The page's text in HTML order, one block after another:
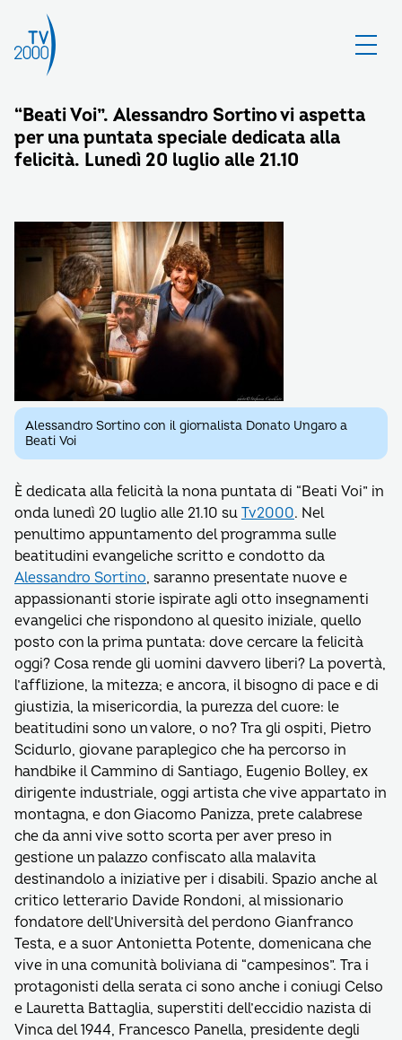
“Beati Voi”. Alessandro Sortino vi aspetta
per una puntata speciale dedicata alla
felicità. Lunedì 20 luglio alle 21.10
Alessandro Sortino con il giornalista Donato Ungaro a
Beati Voi
È dedicata alla felicità la nona puntata di “Beati Voi” in
onda lunedì 20 luglio alle 21.10 su Tv2000. Nel
penultimo appuntamento del programma sulle
beatitudini evangeliche scritto e condotto da
Alessandro Sortino, saranno presentate nuove e
appassionanti storie ispirate agli otto insegnamenti
evangelici che rispondono al quesito iniziale, quello
posto con la prima puntata: dove cercare la felicità
oggi? Cosa rende gli uomini davvero liberi? La povertà,
l’afflizione, la mitezza; e ancora, il bisogno di pace e di
giustizia, la misericordia, la purezza del cuore: le
beatitudini sono un valore, o no? Tra gli ospiti, Pietro
Scidurlo, giovane paraplegico che ha percorso in
handbike il Cammino di Santiago, Eugenio Bolley, ex
dirigente industriale, oggi artista che vive appartato in
montagna, e don Giacomo Panizza, prete calabrese
che da anni vive sotto scorta per aver preso in
gestione un palazzo confiscato alla malavita
destinandolo a iniziative per i disabili. Spazio anche al
critico letterario Davide Rondoni, al missionario
fondatore dell’Università del perdono Gianfranco
Testa, e a suor Antonietta Potente, domenicana che
vive in una comunità boliviana di “campesinos”. Tra i
protagonisti della serata ci sono anche i coniugi Celso
e Lauretta Battaglia, superstiti dell’eccidio nazista di
Vinca del 1944, Francesco Panella, presidente degli